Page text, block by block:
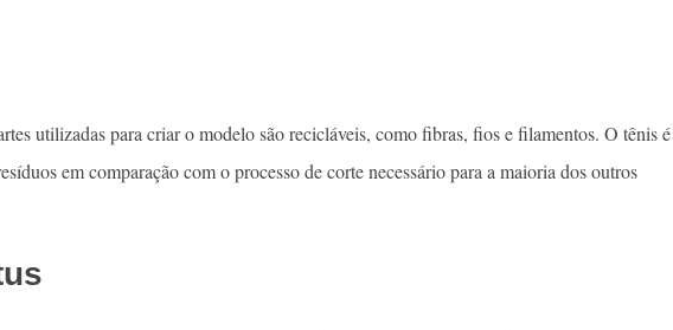
utilizadas para criar o modelo são recicláveis, como fibras, fios e filamentos. O tênis é
em comparação com o processo de corte necessário para a maioria dos outros